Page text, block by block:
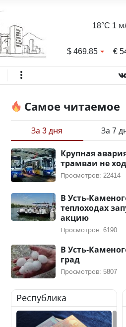
18°C 1
$469.85 €
Самое читаемое
За 3 дня За 7
Крупная
трамваи не
Просмотров: 22414
В Усть-
теплоходах
акцию
Просмотров: 6190
В Усть-
град
Просмотров: 5807
Республика